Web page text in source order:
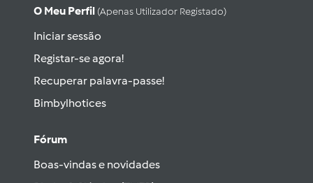
O Meu Perfil (apenas Utilizador Registado)
Iniciar sessão
Registar-se agora!
Recuperar palavra-passe!
Bimbylhotices
Fórum
Boas-vindas e novidades